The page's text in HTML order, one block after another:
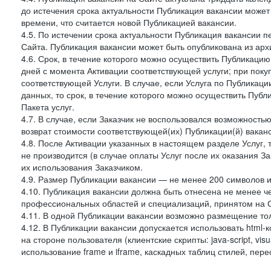
до истечения срока актуальности Публикация вакансии
времени, что считается новой Публикацией вакансии.
4.5. По истечении срока актуальности Публикация
Сайта. Публикация вакансии может быть опубликована из
4.6. Срок, в течение которого можно осуществить
дней с момента Активации соответствующей услуги; при
соответствующей Услуги. В случае, если Услуга по
данных, то срок, в течение которого можно осуществить
Пакета услуг.
4.7. В случае, если Заказчик не воспользовался
возврат стоимости соответствующей(их) Публикации(й)
4.8. После Активации указанных в настоящем разделе Услуг,
не производится (в случае оплаты Услуг после их оказания
их использования Заказчиком.
4.9. Размер Публикации вакансии — не менее 200 символов
4.10. Публикация вакансии должна быть отнесена не менее
профессиональных областей и специализаций, принятом на
4.11. В одной Публикации вакансии возможно размещение
4.12. В Публикации вакансии допускается использовать
на стороне пользователя (клиентские скрипты: java-script,
использование frame и iframe, каскадных таблиц стилей,